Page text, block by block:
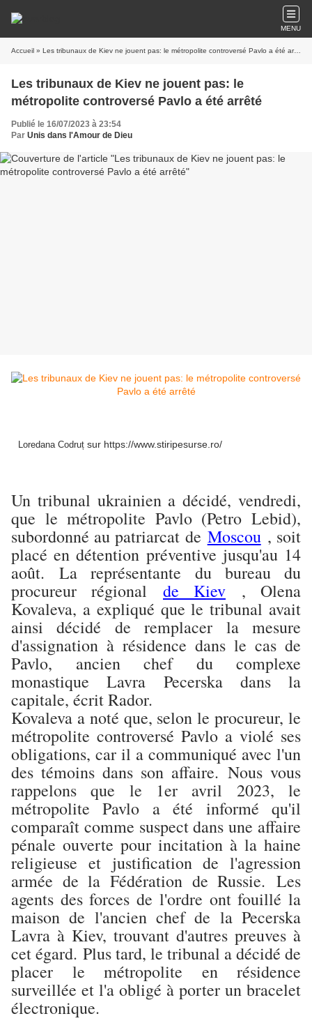
MENU
Accueil » Les tribunaux de Kiev ne jouent pas: le métropolite controversé Pavlo a été arrêté
Les tribunaux de Kiev ne jouent pas: le
métropolite controversé Pavlo a été arrêté
Publié le 16/07/2023 à 23:54
Par Unis dans l'Amour de Dieu
Loredana Codruț sur https://www.stiripesurse.ro/
Un tribunal ukrainien a décidé, vendredi,
que le métropolite Pavlo (Petro Lebid),
subordonné au patriarcat de Moscou, soit
placé en détention préventive jusqu'au 14
août.La représentante du bureau du
procureur régional de Kiev , Olena
Kovaleva, a expliqué que le tribunal avait
ainsi décidé de remplacer la mesure
d'assignation à résidence dans le cas de
Pavlo, ancien chef du complexe
monastique Lavra Pecerska dans la
capitale, écrit Rador.
Kovaleva a noté que, selon le procureur, le
métropolite controversé Pavlo a violé ses
obligations, car il a communiqué avec l'un
des témoins dans son affaire. Nous vous
rappelons que le 1er avril 2023, le
métropolite Pavlo a été informé qu'il
comparaît comme suspect dans une affaire
pénale ouverte pour incitation à la haine
religieuse et justification de l'agression
armée de la Fédération de Russie. Les
agents des forces de l'ordre ont fouillé la
maison de l'ancien chef de la Pecerska
Lavra à Kiev, trouvant d'autres preuves à
cet égard. Plus tard, le tribunal a décidé de
placer le métropolite en résidence
surveillée et l'a obligé à porter un bracelet
électronique.